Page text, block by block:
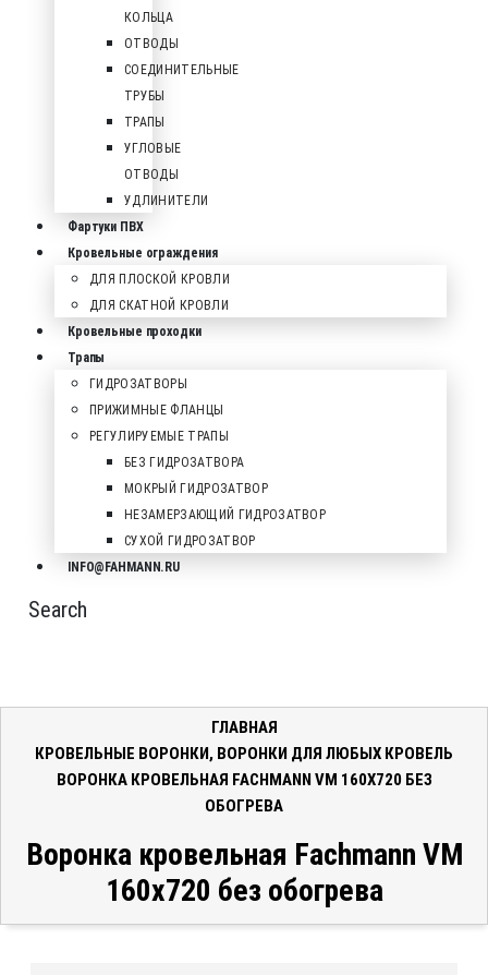
КОЛЬЦА
ОТВОДЫ
СОЕДИНИТЕЛЬНЫЕ
ТРУБЫ
ТРАПЫ
УГЛОВЫЕ
ОТВОДЫ
УДЛИНИТЕЛИ
Фартуки ПВХ
Кровельные ограждения
ДЛЯ ПЛОСКОЙ КРОВЛИ
ДЛЯ СКАТНОЙ КРОВЛИ
Кровельные проходки
Трапы
ГИДРОЗАТВОРЫ
ПРИЖИМНЫЕ ФЛАНЦЫ
РЕГУЛИРУЕМЫЕ ТРАПЫ
БЕЗ ГИДРОЗАТВОРА
МОКРЫЙ ГИДРОЗАТВОР
НЕЗАМЕРЗАЮЩИЙ ГИДРОЗАТВОР
СУХОЙ ГИДРОЗАТВОР
INFO@FAHMANN.RU
Search
ГЛАВНАЯ
КРОВЕЛЬНЫЕ ВОРОНКИ, ВОРОНКИ ДЛЯ ЛЮБЫХ КРОВЕЛЬ
ВОРОНКА КРОВЕЛЬНАЯ FACHMANN VM 160Х720 БЕЗ
ОБОГРЕВА
Воронка кровельная Fachmann VM
160х720 без обогрева